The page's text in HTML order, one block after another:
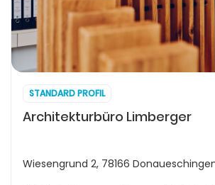
STANDARD PROFIL
Architekturbüro Limberger
Wiesengrund 2, 78166